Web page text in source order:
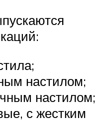
настилом;
настилом;
с жестким